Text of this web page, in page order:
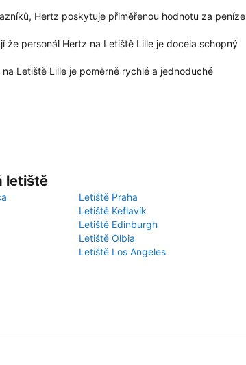
Hertz poskytuje přiměřenou hodnotu za peníze
že personál Hertz na Letiště Lille je docela schopný
Letiště Lille je poměrně rychlé a jednoduché
letiště
Letiště Praha
Letiště Keflavík
Letiště Edinburgh
Letiště Olbia
Letiště Los Angeles